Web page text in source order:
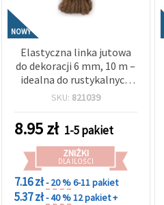
NOWY
Elastyczna linka jutowa
do dekoracji 6 mm, 10 m –
idealna do rustykalnych
ozdób, rękodzieła,
SKU: 821039
8.95zł 1-5 pakiet
ZNIŻKI
DLA ILOŚCI
7.16 zł- 20 %6-11 pakiet
5.37 zł- 40 %12 pakiet +